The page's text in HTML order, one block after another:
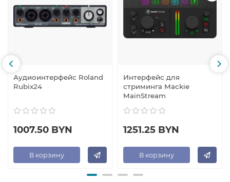
Аудиоинтерфейс Roland
Rubix24
1007.50 BYN
В корзину
Интерфейс для
стриминга Mackie
MainStream
1251.25 BYN
В корзину